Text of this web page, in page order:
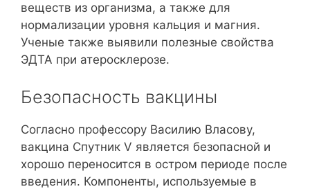
веществ из организма, а также для
нормализации уровня кальция и магния.
Ученые также выявили полезные свойства
ЭДТА при атеросклерозе.
Безопасность вакцины
Согласно профессору Василию Власову,
вакцина Спутник V является безопасной и
хорошо переносится в остром периоде после
введения. Компоненты, используемые в